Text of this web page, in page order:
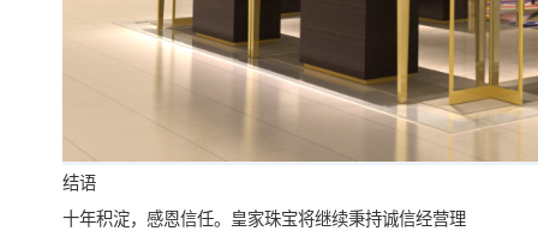
结语
十年积淀，感恩信任。皇家珠宝将继续秉持诚信经营理